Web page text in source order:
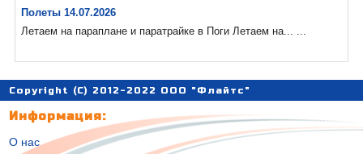
Полеты 14.07.2026
Летаем на параплане и паратрайке в Поги Летаем на... ...
Copyright (C) 2012-2022 ООО "Флайтс"
Информация:
О нас